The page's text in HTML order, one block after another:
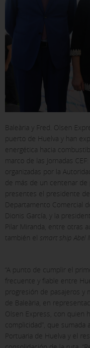
Baleària y Fred. Olsen
puerto de Huelva y han
energética hacia
marco de las Jornadas
organizadas por la
de más de un centenar de
presentes el presidente
Departamento Comercial
Dionis García, y la
Pilar Miranda, entre otras
también el smart ship Abel
“A punto de cumplir el
frecuente y fiable entre
progresión de pasajeros y
de Baleària, en
Olsen Express, con quien
complicidad”, que sumada
Portuaria de Huelva y el